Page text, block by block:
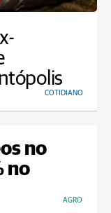
COTIDIANO
no
no
AGRO